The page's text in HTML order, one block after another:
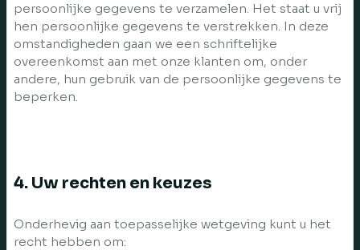
persoonlijke gegevens te verzamelen. Het staat u vrij
hen persoonlijke gegevens te verstrekken. In deze
omstandigheden gaan we een schriftelijke
overeenkomst aan met onze klanten om, onder
andere, hun gebruik van de persoonlijke gegevens te
beperken.
4. Uw rechten en keuzes
Onderhevig aan toepasselijke wetgeving kunt u het
recht hebben om: